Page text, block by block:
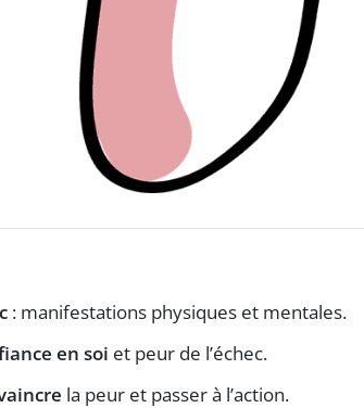
: manifestations physiques et mentales.
en soi et peur de l’échec.
la peur et passer à l’action.